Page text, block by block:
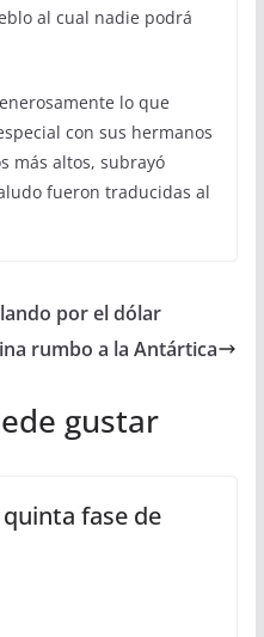
al cual nadie podrá
lo que
con sus hermanos
más altos, subrayó
fueron traducidas al
por el dólar
rumbo a la Antártica
gustar
fase de